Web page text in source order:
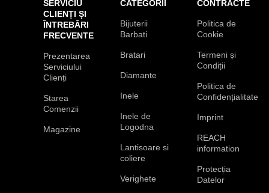
SERVICIU
CLIENȚI ȘI
ÎNTREBĂRI
FRECVENTE
Prezentarea
Serviciului
Clienți
Starea
Comenzii
Magazine
CATEGORII
Bijuterii
Barbati
Bratari
Diamante
Inele
Inele de
Logodna
Lantisoare si
coliere
Verighete
CONTRACTE
Politica de
Cookie
Termeni și
Condiții
Politica de
Confidențialitate
Imprint
REACH
information
Protecția
Datelor